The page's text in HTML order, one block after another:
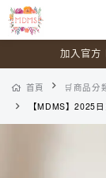
加入官方
首頁 🛒商品分
【MDMS】2025日系大容量單肩包 (4colors)